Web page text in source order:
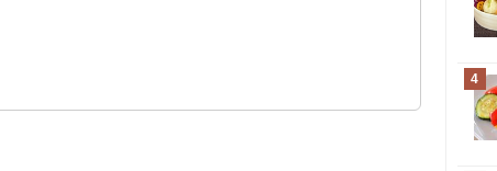
4